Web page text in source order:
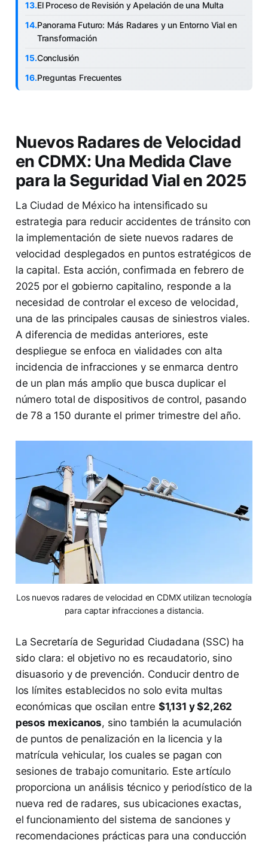
El Proceso de Revisión y Apelación de una Multa
Panorama Futuro: Más Radares y un Entorno Vial en
Transformación
Conclusión
Preguntas Frecuentes
Nuevos Radares de Velocidad
en CDMX: Una Medida Clave
para la Seguridad Vial en 2025
La Ciudad de México ha intensificado su
estrategia para reducir accidentes de tránsito con
la implementación de siete nuevos radares de
velocidad desplegados en puntos estratégicos de
la capital. Esta acción, confirmada en febrero de
2025 por el gobierno capitalino, responde a la
necesidad de controlar el exceso de velocidad,
una de las principales causas de siniestros viales.
A diferencia de medidas anteriores, este
despliegue se enfoca en vialidades con alta
incidencia de infracciones y se enmarca dentro
de un plan más amplio que busca duplicar el
número total de dispositivos de control, pasando
de 78 a 150 durante el primer trimestre del año.
Los nuevos radares de velocidad en CDMX utilizan tecnología
para captar infracciones a distancia.
La Secretaría de Seguridad Ciudadana (SSC) ha
sido clara: el objetivo no es recaudatorio, sino
disuasorio y de prevención. Conducir dentro de
los límites establecidos no solo evita multas
económicas que oscilan entre $1,131 y $2,262
pesos mexicanos, sino también la acumulación
de puntos de penalización en la licencia y la
matrícula vehicular, los cuales se pagan con
sesiones de trabajo comunitario. Este artículo
proporciona un análisis técnico y periodístico de la
nueva red de radares, sus ubicaciones exactas,
el funcionamiento del sistema de sanciones y
recomendaciones prácticas para una conducción